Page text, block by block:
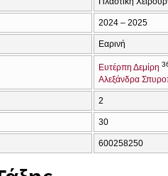
2024 – 2025
Εαρινή
Ευτέρπη Δεμίρη
Αλεξάνδρα
2
30
600258250